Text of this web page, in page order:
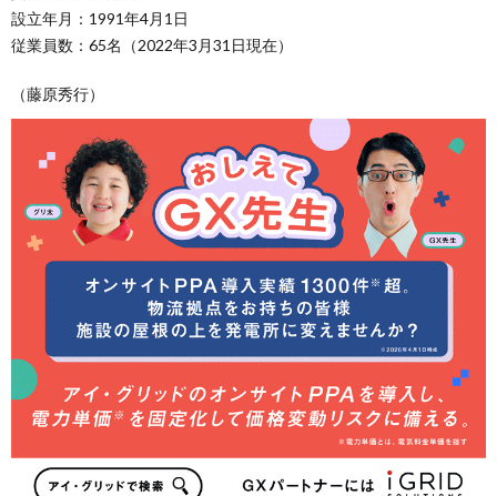
設立年月：1991年4月1日
従業員数：65名（2022年3月31日現在）
（藤原秀行）